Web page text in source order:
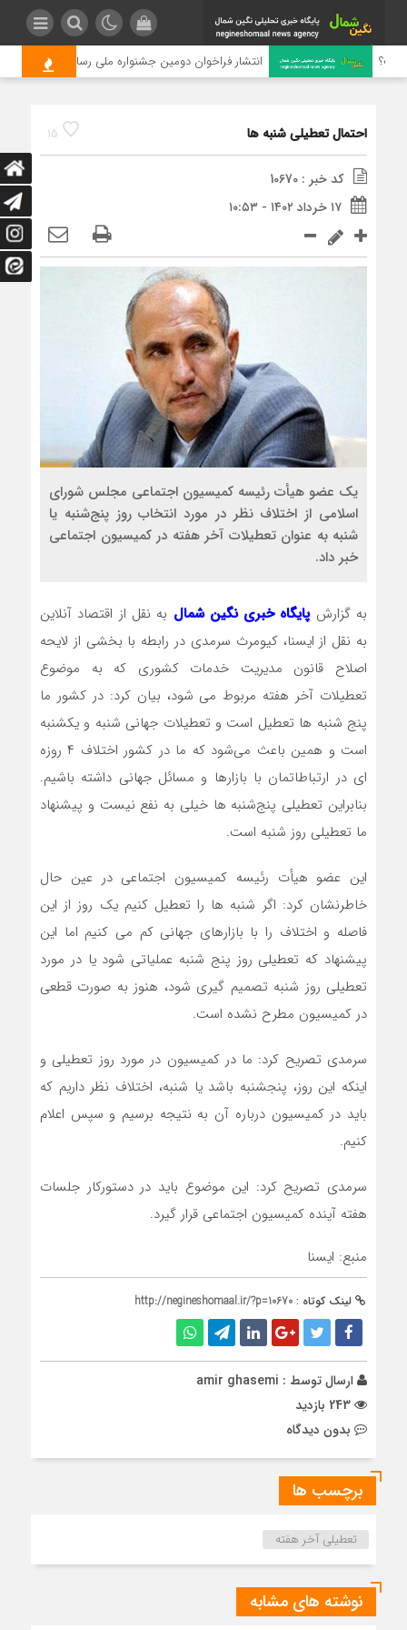
انتشار فراخوان دومین جشنواره ملی رسانه‌ای چای
15 احتمال تعطیلی شنبه ها
کد خبر : 10670
۱۷ خرداد ۱۴۰۲ - ۱۰:۵۳
یک عضو هیأت رئیسه کمیسیون اجتماعی مجلس شورای
اسلامی از اختلاف نظر در مورد انتخاب روز پنج‌شنبه یا
شنبه به عنوان تعطیلات آخر هفته در کمیسیون اجتماعی
خبر داد.
به گزارشپایگاه خبری نگین شمال به نقل از اقتصاد آنلاین
به نقل از ایسنا، کیومرث سرمدی در رابطه با بخشی از لایحه
اصلاح قانون مدیریت خدمات کشوری که به موضوع
تعطیلات آخر هفته مربوط می شود، بیان کرد: در کشور ما
پنج شنبه ها تعطیل است و تعطیلات جهانی شنبه و یکشنبه
است و همین باعث می‌شود که ما در کشور اختلاف ۴ روزه
ای در ارتباطاتمان با بازارها و مسائل جهانی داشته باشیم.
بنابراین تعطیلی پنج‌شنبه ها خیلی به نفع نیست و پیشنهاد
ما تعطیلی روز شنبه است.
این عضو هیأت رئیسه کمیسیون اجتماعی در عین حال
خاطرنشان کرد: اگر شنبه ها را تعطیل کنیم یک روز از این
فاصله و اختلاف را با بازارهای جهانی کم می کنیم اما این
پیشنهاد که تعطیلی روز پنج شنبه عملیاتی شود یا در مورد
تعطیلی روز شنبه تصمیم گیری شود، هنوز به صورت قطعی
در کمیسیون مطرح نشده است.
سرمدی تصریح کرد: ما در کمیسیون در مورد روز تعطیلی و
اینکه این روز، پنجشنبه باشد یا شنبه، اختلاف نظر داریم که
باید در کمیسیون درباره آن به نتیجه برسیم و سپس اعلام
کنیم.
سرمدی تصریح کرد: این موضوع باید در دستورکار جلسات
هفته آینده کمیسیون اجتماعی قرار گیرد.
منبع: ایسنا
لینک کوتاه : http://negineshomaal.ir/?p=10670
ارسال توسط : amir ghasemi
بدون دیدگاه
برچسب ها
تعطیلی آخر هفته
نوشته های مشابه